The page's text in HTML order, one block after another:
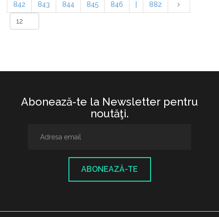
842 843 844 845 846 882
Abonează-te la Newsletter pentru
noutăţi.
ABONEAZĂ-TE